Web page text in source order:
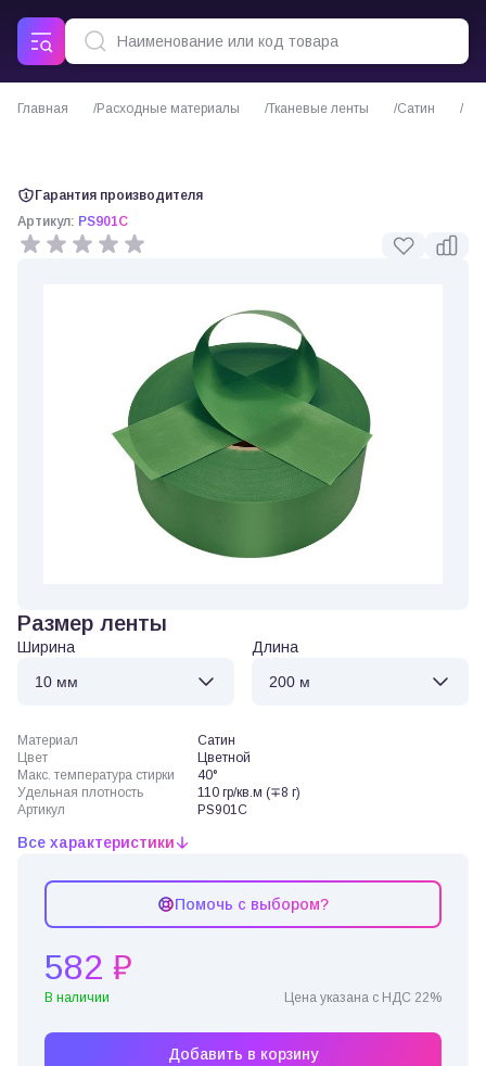
Главная Расходные материалы Тканевые ленты
Сатин
Гарантия производителя
Артикул: PS901C
Размер ленты
Ширина Длина
Материал
Сатин
Цвет
Цветной
Макс. температура стирки
40°
Удельная плотность
110 гр/кв.м (∓8 г)
Артикул
PS901C
Все характеристики
Помочь с выбором?
582 ₽
В наличии Цена указана с НДС 22%
Добавить в корзину